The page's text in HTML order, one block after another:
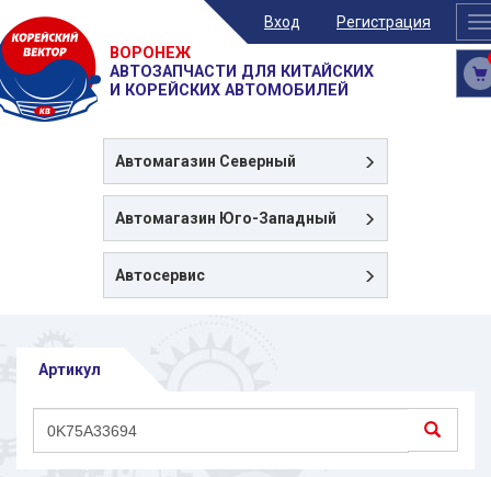
Вход Регистрация
ВОРОНЕЖ
АВТОЗАПЧАСТИ ДЛЯ КИТАЙСКИХ
И КОРЕЙСКИХ АВТОМОБИЛЕЙ
Автомагазин Северный
Автомагазин Юго-Западный
Автосервис
Артикул